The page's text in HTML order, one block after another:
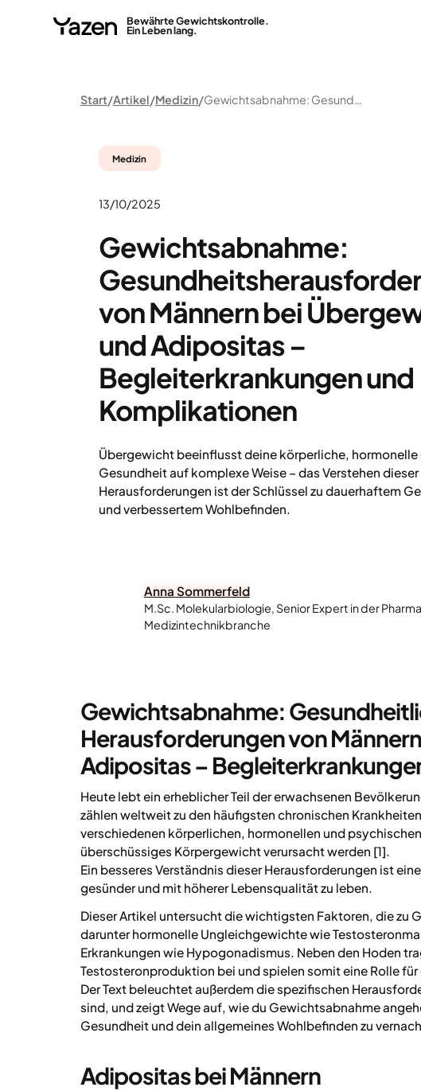
Bewährte Gewichtskontrolle.
Ein Leben lang.
Start Artikel Medizin Gewichtsabnahme: Gesundheitsherausforderungen Von Männern Bei Übergewicht Und Adipositas – Begleiterkrankungen Und Komplikationen
Medizin
13/10/2025
Gewichtsabnahme:
von Männern bei
und Adipositas –
Begleiterkrankungen und
Komplikationen
Übergewicht beeinflusst deine körperliche, hormonelle
Gesundheit auf komplexe Weise – das Verstehen dieser
Herausforderungen ist der Schlüssel zu dauerhaftem
und verbessertem Wohlbefinden.
Anna Sommerfeld
M.Sc. Molekularbiologie, Senior Expert in der
Medizintechnikbranche
Gewichtsabnahme:
Herausforderungen von
Adipositas –
Heute lebt ein erheblicher Teil der erwachsenen
zählen weltweit zu den häufigsten chronischen
verschiedenen körperlichen, hormonellen und
überschüssiges Körpergewicht verursacht werden [1].
Ein besseres Verständnis dieser Herausforderungen ist
gesünder und mit höherer Lebensqualität zu leben.
Dieser Artikel untersucht die wichtigsten Faktoren, die zu
darunter hormonelle Ungleichgewichte wie
Erkrankungen wie Hypogonadismus. Neben den Hoden
Testosteronproduktion bei und spielen somit eine Rolle
Der Text beleuchtet außerdem die spezifischen
sind, und zeigt Wege auf, wie du Gewichtsabnahme
Gesundheit und dein allgemeines Wohlbefinden zu
Adipositas bei Männern